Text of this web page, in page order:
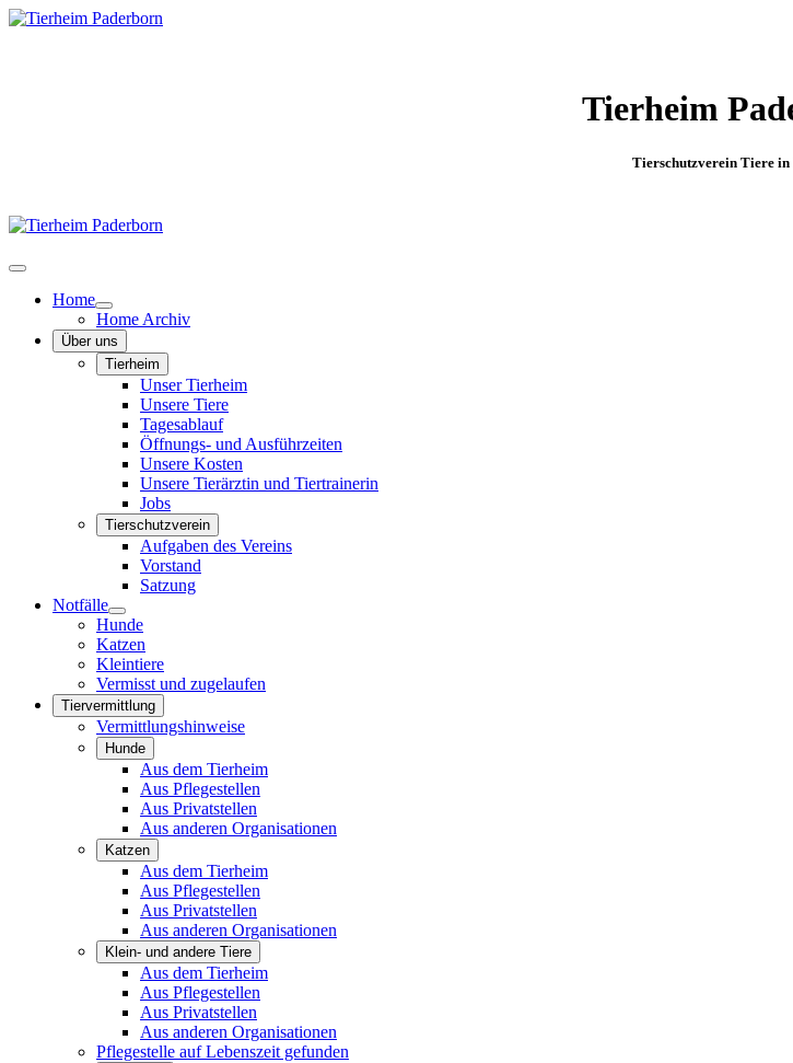
Tierheim
Tierschutzverein Tiere in
Home
Home Archiv
Über uns
Tierheim
Unser Tierheim
Unsere Tiere
Tagesablauf
Öffnungs- und Ausführzeiten
Unsere Kosten
Unsere Tierärztin und Tiertrainerin
Jobs
Tierschutzverein
Aufgaben des Vereins
Vorstand
Satzung
Notfälle
Hunde
Katzen
Kleintiere
Vermisst und zugelaufen
Tiervermittlung
Vermittlungshinweise
Hunde
Aus dem Tierheim
Aus Pflegestellen
Aus Privatstellen
Aus anderen Organisationen
Katzen
Aus dem Tierheim
Aus Pflegestellen
Aus Privatstellen
Aus anderen Organisationen
Klein- und andere Tiere
Aus dem Tierheim
Aus Pflegestellen
Aus Privatstellen
Aus anderen Organisationen
Pflegestelle auf Lebenszeit gefunden